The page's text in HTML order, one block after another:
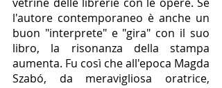
l'autore contemporaneo è anche un
buon "interprete" e "gira" con il suo
libro, la risonanza della stampa
aumenta. Fu così che all'epoca Magda
Szabó, da meravigliosa oratrice,